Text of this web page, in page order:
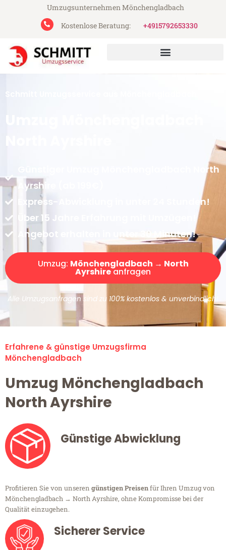
Umzugsunternehmen Mönchengladbach
Kostenlose Beratung:
+4915792653330
Schmitt Umzugsservice aus Mönchengladbach
Günstiger Umzug Mönchengladbach North
Ayrshire (ab 199€)
Express-Abwicklung in unter 24 Stunden!
Über 15 Jahre Erfahrung mit Umzügen!
Angebot erhalten in unter 30 Minuten!
Umzug: Mönchengladbach → North
Ayrshireanfragen
Alle Umzugsanfragen sind zu 100% kostenlos & unverbindlich!
Erfahrene & günstige Umzugsfirma
Mönchengladbach
Umzug Mönchengladbach
North Ayrshire
Günstige Abwicklung
Profitieren Sie von unseren günstigen Preisenfür Ihren Umzug von
Mönchengladbach → North Ayrshire, ohne Kompromisse bei der
Qualität einzugehen.
Sicherer Service